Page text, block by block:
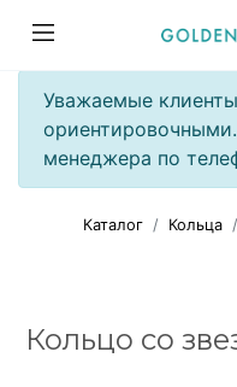
Уважаемые
менеджера по
Каталог Кольца
Кольцо со